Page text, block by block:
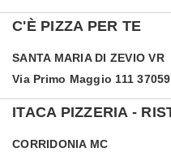
C'È PIZZA PER TE
SANTA MARIA DI ZEVIO VR
Via Primo Maggio 111 37059
ITACA PIZZERIA -
CORRIDONIA MC